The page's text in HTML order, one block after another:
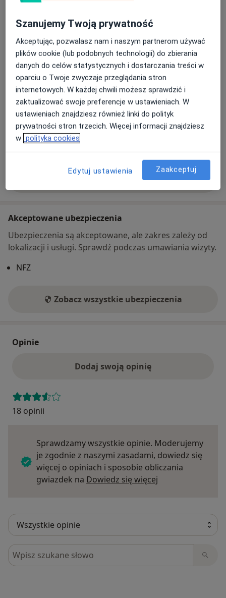
URONEX NZOZ Wojciech Bychawski -
Zespół Lekarzy Specjalistów MEDICA
ul. Traugutta 101,71-300Szczecin
Powiększ mapęotwiera się w nowej karcie
Dostępność
W tym gabinecie nie można umawiać wizyt przez
internet
Co mam zrobić w tej sytuacji?
Akceptowane ubezpieczenia
Ubezpieczenia są akceptowane, ale zakres zależy od
lokalizacji i usługi. Sprawdź podczas umawiania wizyty.
NFZ
Zobacz wszystkie ubezpieczenia
Opinie
Dodaj swoją opinię
18 opinii
Sprawdzamy wszystkie opinie. Moderujemy
je zgodnie z naszymi zasadami, dowiedz się
więcej o opiniach i sposobie obliczania
gwiazdek na Dowiedz się więcej
Szukaj w opiniach
Szanujemy Twoją prywatność
Akceptując, pozwalasz nam i naszym partnerom używać
plików cookie (lub podobnych technologii) do zbierania
danych do celów statystycznych i dostarczania treści w
oparciu o Twoje zwyczaje przeglądania stron
internetowych. W każdej chwili możesz sprawdzić i
zaktualizować swoje preferencje w ustawieniach. W
ustawieniach znajdziesz również linki do polityk
prywatności stron trzecich. Więcej informacji znajdziesz
w polityka cookies
Edytuj ustawienia Zaakceptuj